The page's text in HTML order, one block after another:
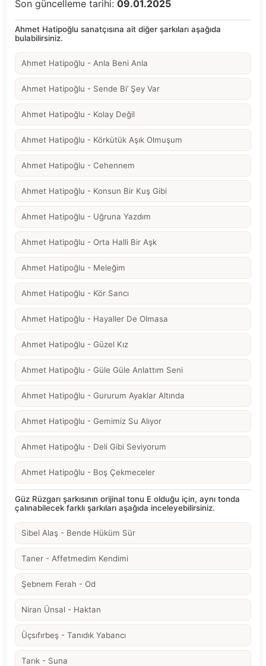
Son güncelleme tarihi: 09.01.2025
Ahmet Hatipoğlu sanatçısına ait diğer şarkıları aşağıda
bulabilirsiniz.
Ahmet Hatipoğlu - Anla Beni Anla
Ahmet Hatipoğlu - Sende Bi’ Şey Var
Ahmet Hatipoğlu - Kolay Değil
Ahmet Hatipoğlu - Körkütük Aşık Olmuşum
Ahmet Hatipoğlu - Cehennem
Ahmet Hatipoğlu - Konsun Bir Kuş Gibi
Ahmet Hatipoğlu - Uğruna Yazdım
Ahmet Hatipoğlu - Orta Halli Bir Aşk
Ahmet Hatipoğlu - Meleğim
Ahmet Hatipoğlu - Kör Sancı
Ahmet Hatipoğlu - Hayaller De Olmasa
Ahmet Hatipoğlu - Güzel Kız
Ahmet Hatipoğlu - Güle Güle Anlattım Seni
Ahmet Hatipoğlu - Gururum Ayaklar Altında
Ahmet Hatipoğlu - Gemimiz Su Alıyor
Ahmet Hatipoğlu - Deli Gibi Seviyorum
Ahmet Hatipoğlu - Boş Çekmeceler
Güz Rüzgarı şarkısının orijinal tonu E olduğu için, aynı tonda
çalınabilecek farklı şarkıları aşağıda inceleyebilirsiniz.
Sibel Alaş - Bende Hüküm Sür
Taner - Affetmedim Kendimi
Şebnem Ferah - Od
Niran Ünsal - Haktan
Üçsıfırbeş - Tanıdık Yabancı
Tarık - Suna